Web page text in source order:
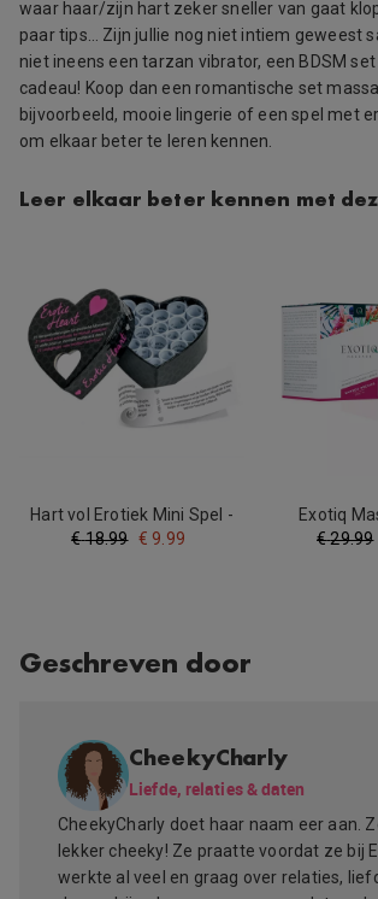
waar haar/zijn hart zeker sneller van gaat
paar tips… Zijn jullie nog niet intiem geweest
niet ineens een tarzan vibrator, een BDSM
cadeau! Koop dan een romantische set
bijvoorbeeld, mooie lingerie of een spel met
om elkaar beter te leren kennen.
Leer elkaar beter kennen met
Hart vol Erotiek Mini Spel -
Spannende Opdrachten
€ 18.99 € 9.99
Exotiq
Bamboe
€ 29.99
Geschreven door
CheekyCharly
Liefde, relaties & daten
CheekyCharly doet haar naam eer aan.
lekker cheeky! Ze praatte voordat ze bij
werkte al veel en graag over relaties,